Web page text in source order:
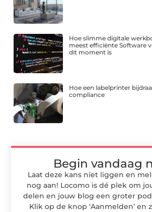
Hoe slimme digitale
meest efficiënte Software
dit moment is
Hoe een labelprinter
compliance
Begin vandaag
Laat deze kans niet liggen en
nog aan! Locomo is dé plek om
delen en jouw blog een groter
Klik op de knop ‘Aanmelden’ en